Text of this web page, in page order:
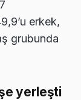
erkek,
grubunda
yerleşti